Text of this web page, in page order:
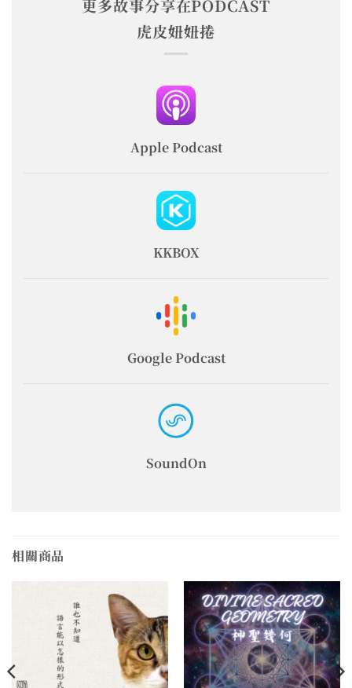
更多故事分享在PODCAST
虎皮妞妞捲
Apple Podcast
KKBOX
Google Podcast
SoundOn
相關商品